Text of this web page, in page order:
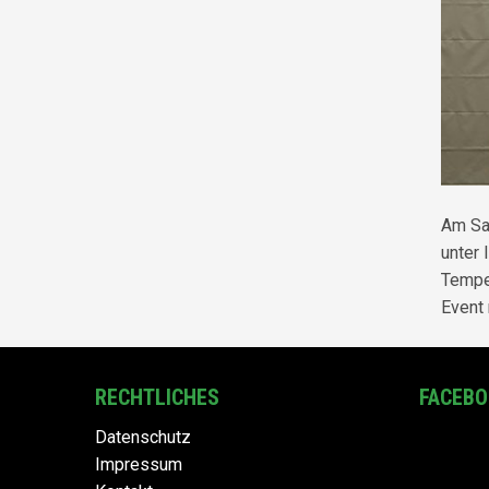
Am
unter
RECHTLICHES
Datenschutz
Impressum